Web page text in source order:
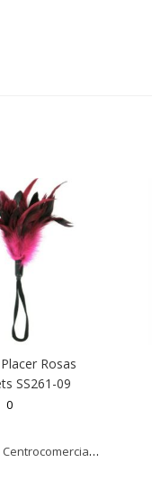
Rosas
SS261-09
0
Centrocomercialdigital